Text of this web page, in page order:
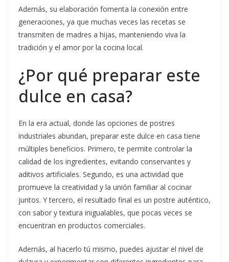
Además, su elaboración fomenta la conexión entre
generaciones, ya que muchas veces las recetas se
transmiten de madres a hijas, manteniendo viva la
tradición y el amor por la cocina local.
¿Por qué preparar este
dulce en casa?
En la era actual, donde las opciones de postres
industriales abundan, preparar este dulce en casa tiene
múltiples beneficios. Primero, te permite controlar la
calidad de los ingredientes, evitando conservantes y
aditivos artificiales. Segundo, es una actividad que
promueve la creatividad y la unión familiar al cocinar
juntos. Y tercero, el resultado final es un postre auténtico,
con sabor y textura inigualables, que pocas veces se
encuentran en productos comerciales.
Además, al hacerlo tú mismo, puedes ajustar el nivel de